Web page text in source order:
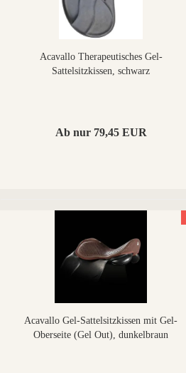
Acavallo Therapeutisches Gel-
Sattelsitzkissen, schwarz
Ab nur 79,45 EUR
Acavallo Gel-Sattelsitzkissen mit Gel-
Oberseite (Gel Out), dunkelbraun